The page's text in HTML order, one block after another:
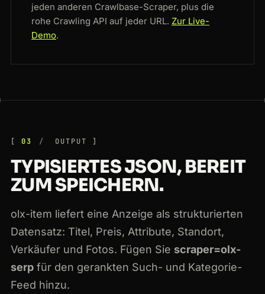
jeden anderen Crawlbase-Scraper, plus die
rohe Crawling API auf jeder URL. Zur Live-
Demo.
03 OUTPUT
TYPISIERTES JSON, BEREIT
ZUM SPEICHERN.
olx-item liefert eine Anzeige als strukturierten
Datensatz: Titel, Preis, Attribute, Standort,
Verkäufer und Fotos. Fügen Sie scraper=olx-
serp für den gerankten Such- und Kategorie-
Feed hinzu.